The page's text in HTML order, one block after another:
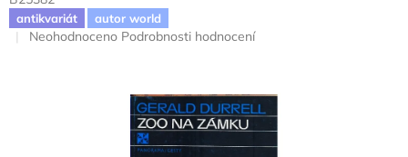
antikvariát autor world
Průměrné
Neohodnoceno Podrobnosti hodnocení